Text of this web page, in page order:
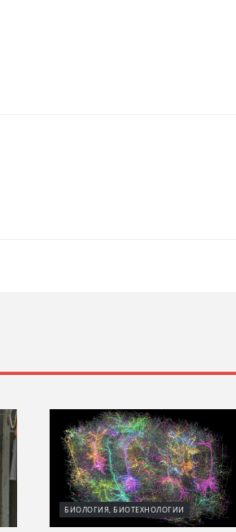
БИОЛОГИЯ, БИОТЕХНОЛОГИИ